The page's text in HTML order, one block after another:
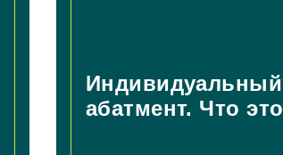
Индивидуальный
абатмент. Что